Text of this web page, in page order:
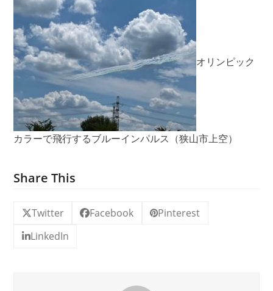
オリンピック
カラーで飛行するブルーインパルス（狭山市上空）
Share This
Twitter Facebook
Pinterest
LinkedIn